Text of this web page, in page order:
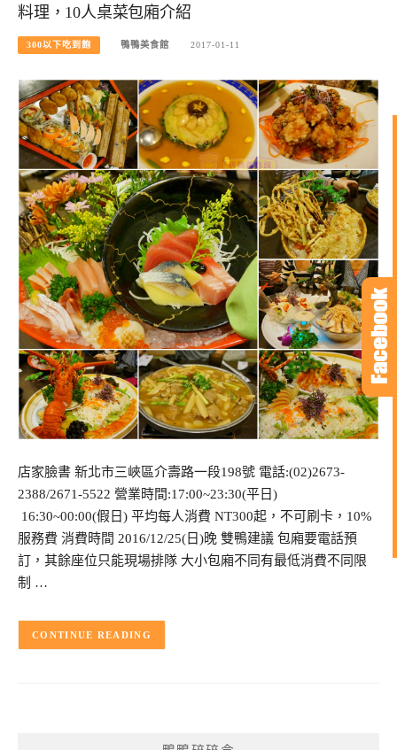
料理，10人桌菜包廂介紹
300以下吃到飽 鴨鴨美食館 2017-01-11
店家臉書 新北市三峽區介壽路一段198號 電話:(02)2673-
2388/2671-5522 營業時間:17:00~23:30(平日)
16:30~00:00(假日) 平均每人消費 NT300起，不可刷卡，10%
服務費 消費時間 2016/12/25(日)晚 雙鴨建議 包廂要電話預
訂，其餘座位只能現場排隊 大小包廂不同有最低消費不同限
制 …
CONTINUE READING